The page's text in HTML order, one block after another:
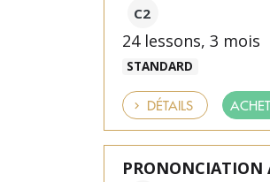
C2
24 lessons, 3 mois
STANDARD
DÉTAILS
PRONONCIATION